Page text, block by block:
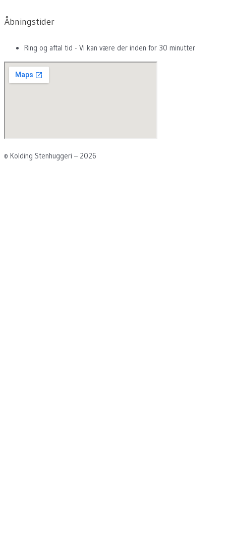
Åbningstider
Ring og aftal tid - Vi kan være der inden for 30 minutter
© Kolding Stenhuggeri – 2026